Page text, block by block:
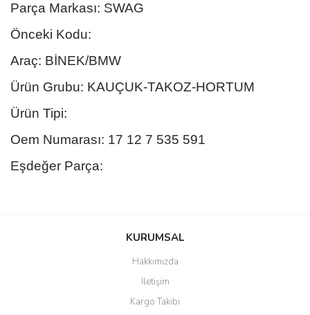
Parça Markası: SWAG
Önceki Kodu:
Araç: BİNEK/BMW
Ürün Grubu: KAUÇUK-TAKOZ-HORTUM
Ürün Tipi:
Oem Numarası: 17 12 7 535 591
Eşdeğer Parça:
Bu ürüne ilk yorumu siz yapın!
Yorum Yaz
Ürün resmi kalitesiz, bozuk veya görüntülenemiyor.
Ürün açıklamasında eksik bilgiler bulunuyor.
KURUMSAL
Hakkımızda
İletişim
Kargo Takibi